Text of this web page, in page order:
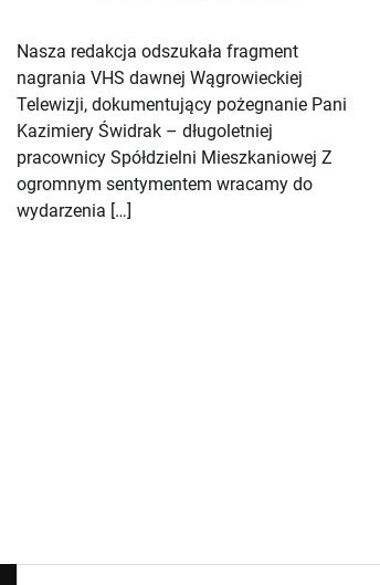
Nasza redakcja odszukała fragment
nagrania VHS dawnej Wągrowieckiej
Telewizji, dokumentujący pożegnanie Pani
Kazimiery Świdrak – długoletniej
pracownicy Spółdzielni Mieszkaniowej Z
ogromnym sentymentem wracamy do
wydarzenia […]